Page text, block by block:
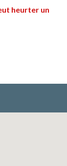
heurter un